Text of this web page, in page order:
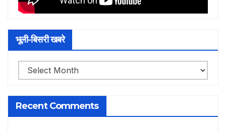
भूली-बिसरी खबरे
भूली-
बिसरी
खबरे
Recent Comments